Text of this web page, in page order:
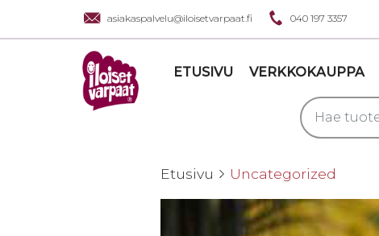
asiakaspalvelu@iloisetvarpaat.fi 040 197 3357
ETUSIVU VERKKOKAUPPA
Etusivu Uncategorized